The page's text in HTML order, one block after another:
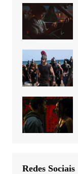
Redes Sociais